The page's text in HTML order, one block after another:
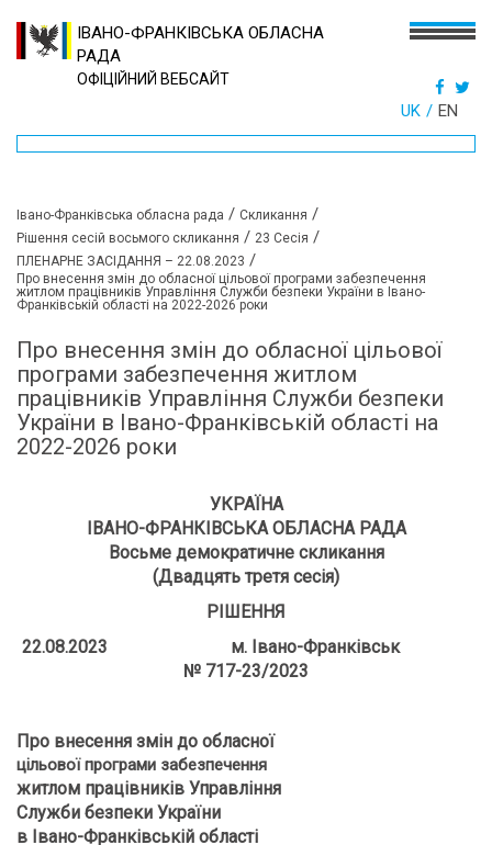
ІВАНО-ФРАНКІВСЬКА ОБЛАСНА
РАДА
ОФІЦІЙНИЙ ВЕБСАЙТ
UK EN
Івано-Франківська обласна рада / Скликання /
Рішення сесій восьмого скликання / 23 Сесія /
ПЛЕНАРНЕ ЗАСІДАННЯ – 22.08.2023 /
Про внесення змін до обласної цільової програми забезпечення
житлом працівників Управління Служби безпеки України в Івано-
Франківській області на 2022-2026 роки
Про внесення змін до обласної цільової
програми забезпечення житлом
працівників Управління Служби безпеки
України в Івано-Франківській області на
2022-2026 роки
УКРАЇНА
ІВАНО-ФРАНКІВСЬКА ОБЛАСНА РАДА
Восьме демократичне скликання
(Двадцять третя сесія)
РІШЕННЯ
22.08.2023 м. Івано-Франківськ
№ 717-23/2023
Про внесення змін до обласної
цільової програми забезпечення
житлом працівників Управління
Служби безпеки України
в Івано-Франківській області